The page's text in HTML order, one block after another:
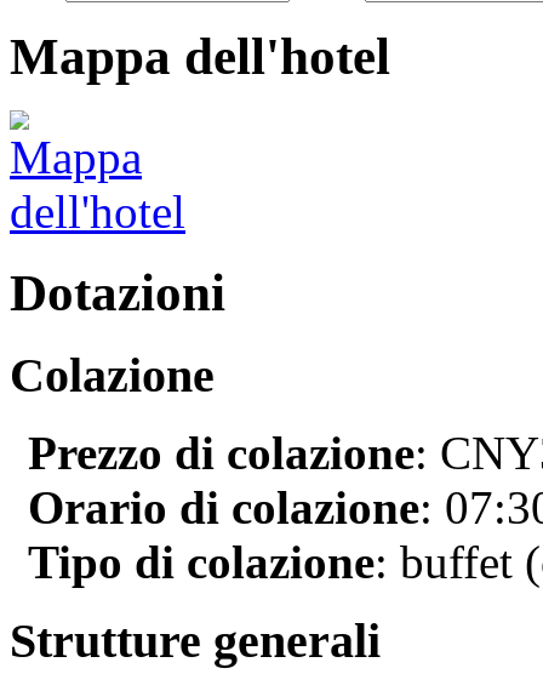
Mappa dell'hotel
Dotazioni
Colazione
Prezzo di colazione:
Orario di colazione:
Tipo di colazione: buffet
Strutture generali